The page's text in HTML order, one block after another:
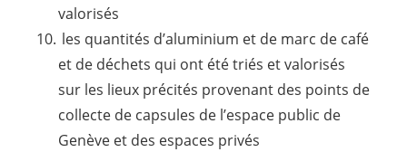
valorisés
les quantités d’aluminium et de marc de café
et de déchets qui ont été triés et valorisés
sur les lieux précités provenant des points de
collecte de capsules de l’espace public de
Genève et des espaces privés